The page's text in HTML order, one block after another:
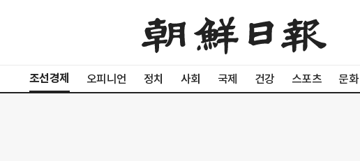
조선경제 오피니언 정치 사회 국제 건강 스포츠 문